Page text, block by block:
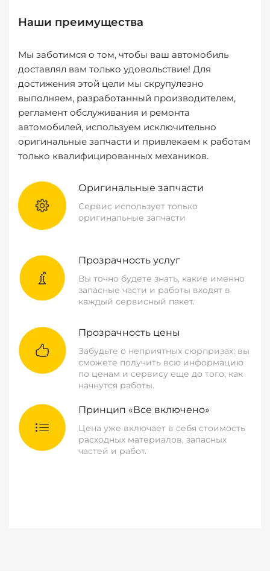
Наши преимущества
Мы заботимся о том, чтобы ваш автомобиль
доставлял вам только удовольствие! Для
достижения этой цели мы скрупулезно
выполняем, разработанный производителем,
регламент обслуживания и ремонта
автомобилей, используем исключительно
оригинальные запчасти и привлекаем к работам
только квалифицированных механиков.
Оригинальные запчасти
Сервис использует только
оригинальные запчасти
Прозрачность услуг
Вы точно будете знать, какие именно
запасные части и работы входят в
каждый сервисный пакет.
Прозрачность цены
Забудьте о неприятных сюрпризах: вы
сможете получить всю информацию
по ценам и сервису еще до того, как
начнутся работы.
Принцип «Все включено»
Цена уже включает в себя стоимость
расходных материалов, запасных
частей и работ.